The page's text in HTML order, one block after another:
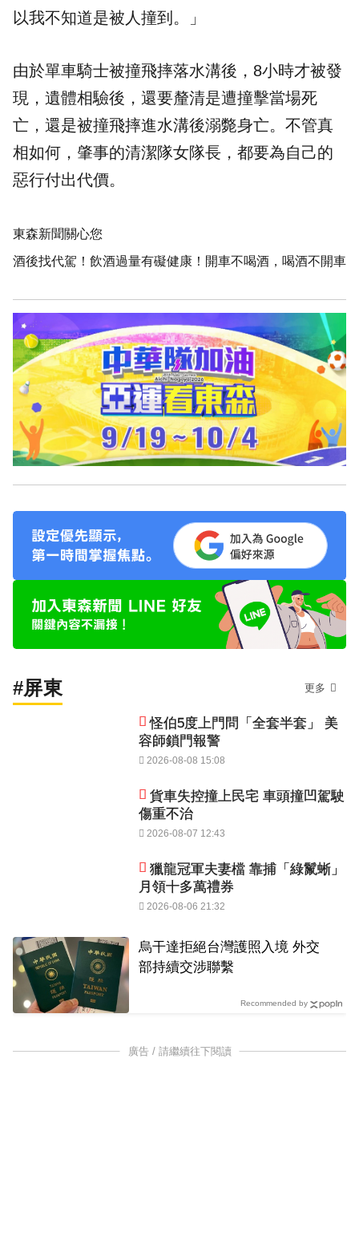
以我不知道是被人撞到。」
由於單車騎士被撞飛摔落水溝後，8小時才被發
現，遺體相驗後，還要釐清是遭撞擊當場死
亡，還是被撞飛摔進水溝後溺斃身亡。不管真
相如何，肇事的清潔隊女隊長，都要為自己的
惡行付出代價。
東森新聞關心您
酒後找代駕！飲酒過量有礙健康！開車不喝酒，喝酒不開車
#屏東 更多
怪伯5度上門問「全套半套」 美
容師鎖門報警
2026-08-08 15:08
貨車失控撞上民宅 車頭撞凹駕駛
傷重不治
2026-08-07 12:43
獵龍冠軍夫妻檔 靠捕「綠鬣蜥」
月領十多萬禮券
2026-08-06 21:32
烏干達拒絕台灣護照入境 外交
部持續交涉聯繫
Recommended by
廣告 / 請繼續往下閱讀